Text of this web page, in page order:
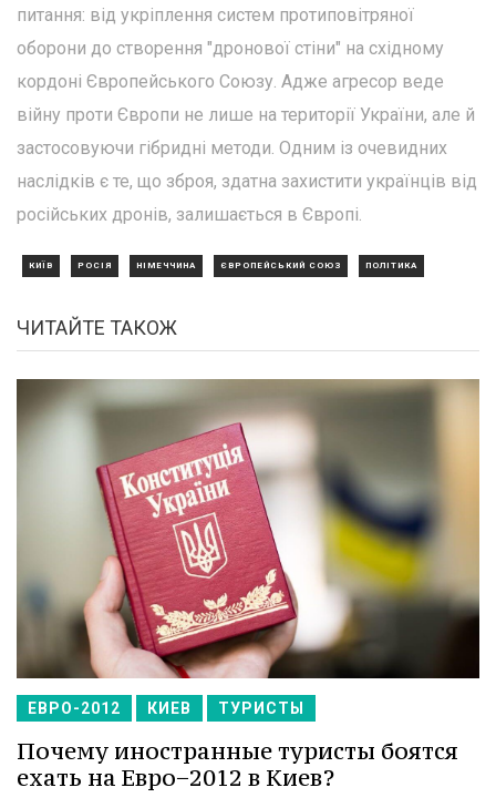
питання: від укріплення систем протиповітряної
оборони до створення "дронової стіни" на східному
кордоні Європейського Союзу. Адже агресор веде
війну проти Європи не лише на території України, але й
застосовуючи гібридні методи. Одним із очевидних
наслідків є те, що зброя, здатна захистити українців від
російських дронів, залишається в Європі.
КИЇВ РОСІЯ НІМЕЧЧИНА ЄВРОПЕЙСЬКИЙ СОЮЗ ПОЛІТИКА
ЧИТАЙТЕ ТАКОЖ
ЕВРО-2012 КИЕВ ТУРИСТЫ
Почему иностранные туристы боятся
ехать на Евро−2012 в Киев?